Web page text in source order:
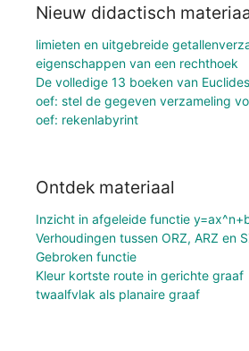
Nieuw didactisch
limieten en uitgebreide
eigenschappen van een rechthoek
De volledige 13 boeken van
oef: stel de gegeven verzameling
oef: rekenlabyrint
Ontdek materiaal
Inzicht in afgeleide functie
Verhoudingen tussen ORZ, ARZ en
Gebroken functie
Kleur kortste route in gerichte graaf
twaalfvlak als planaire graaf